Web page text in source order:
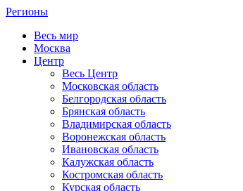
Регионы
Весь мир
Москва
Центр
Весь Центр
Московская область
Белгородская область
Брянская область
Владимирская область
Воронежская область
Ивановская область
Калужская область
Костромская область
Курская область